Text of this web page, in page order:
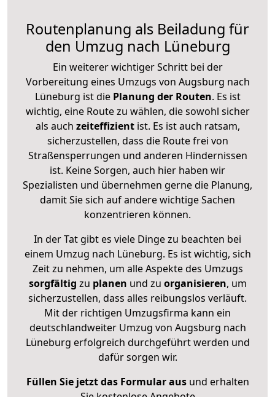
Routenplanung als Beiladung für
den Umzug nach Lüneburg
Ein weiterer wichtiger Schritt bei der
Vorbereitung eines Umzugs von Augsburg nach
Lüneburg ist diePlanung der Routen. Es ist
wichtig, eine Route zu wählen, die sowohl sicher
als auch zeiteffizientist. Es ist auch ratsam,
sicherzustellen, dass die Route frei von
Straßensperrungen und anderen Hindernissen
ist. Keine Sorgen, auch hier haben wir
Spezialisten und übernehmen gerne die Planung,
damit Sie sich auf andere wichtige Sachen
konzentrieren können.
In der Tat gibt es viele Dinge zu beachten bei
einem Umzug nach Lüneburg. Es ist wichtig, sich
Zeit zu nehmen, um alle Aspekte des Umzugs
sorgfältig zu planen und zu organisieren, um
sicherzustellen, dass alles reibungslos verläuft.
Mit der richtigen Umzugsfirma kann ein
deutschlandweiter Umzug von Augsburg nach
Lüneburg erfolgreich durchgeführt werden und
dafür sorgen wir.
Füllen Sie jetzt das Formular ausund erhalten